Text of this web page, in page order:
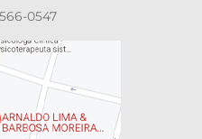
0547